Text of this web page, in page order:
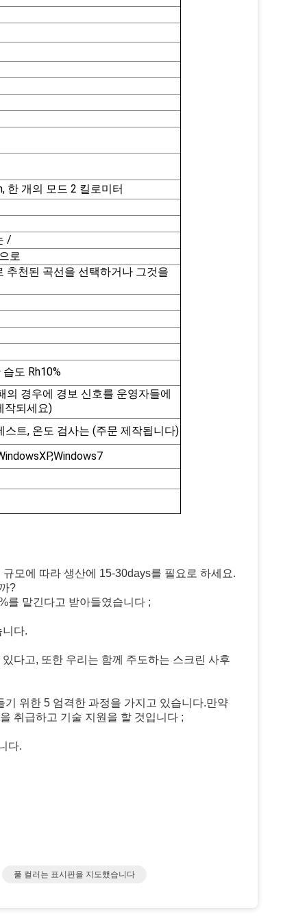
, 한 개의 모드 2 킬로미터
/
로
추천된 곡선을 선택하거나 그것을
도 Rh10%
의 경우에 경보 신호를 운영자들에
작되세요)
스트, 온도 검사는 (주문 제작됩니다)
모에 따라 생산에 15-30days를 필요로 하세요.
?
를 맡긴다고 받아들였습니다 ;
다.
다고, 또한 우리는 함께 주도하는 스크린 사후
위한 5 엄격한 과정을 가지고 있습니다.만약
취급하고 기술 지원을 할 것입니다 ;
다.
풀 컬러는 표시판을 지도했습니다